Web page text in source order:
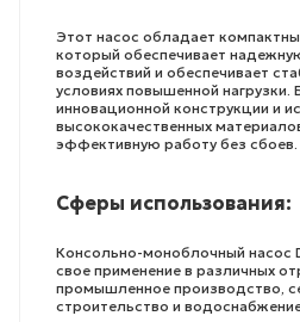
Этот насос обладает
который обеспечивает
воздействий и обеспечивает
условиях повышенной нагрузки.
инновационной конструкции и
высококачественных
эффективную работу без сбоев.
Сферы использования:
Консольно-моноблочный насос
свое применение в различных
промышленное производство,
строительство и